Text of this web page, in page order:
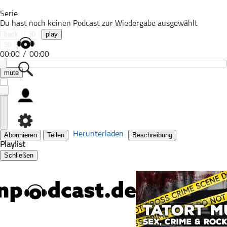
Serie
Du hast noch keinen Podcast zur Wiedergabe ausgewählt
back 30
play
30
next
00:00 / 00:00
mute
Abonnieren Teilen Herunterladen Beschreibung
Playlist
Schließen
Bildung
Familie & Elternschaft
Wir verwenden Cookies, um dir die bestmögliche Erfahrung auf
unserer Website zu bieten.
Du kannst mehr darüber erfahren, welche Cookies wir
verwenden, oder sie unter
Zustimmen Ablehnen